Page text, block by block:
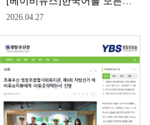
2026.04.27